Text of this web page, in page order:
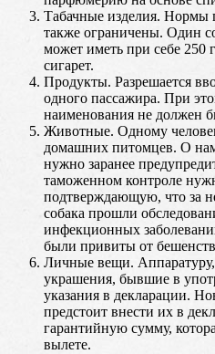
Табачные изделия. Нормы
также ограничены. Один
может иметь при себе 250
сигарет.
Продукты. Разрешается
одного пассажира. При
наименования не должен
Животные. Одному
домашних питомцев. О
нужно заранее
таможенном контроле
подтверждающую, что за
собака прошли
инфекционных
были привиты от
Личные вещи.
украшения, бывшие в
указания в декларации.
предстоит внести их в
гарантийную сумму,
вылете.